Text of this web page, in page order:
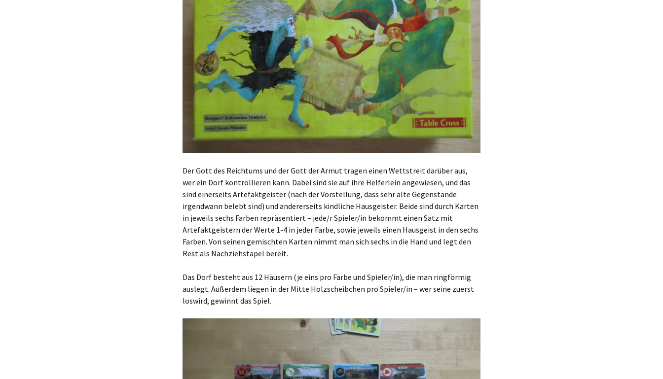
Der Gott des Reichtums und der Gott der Armut tragen einen Wettstreit darüber aus,
wer ein Dorf kontrollieren kann. Dabei sind sie auf ihre Helferlein angewiesen, und das
sind einerseits Artefaktgeister (nach der Vorstellung, dass sehr alte Gegenstände
irgendwann belebt sind) und andererseits kindliche Hausgeister. Beide sind durch Karten
in jeweils sechs Farben repräsentiert – jede/r Spieler/in bekommt einen Satz mit
Artefaktgeistern der Werte 1-4 in jeder Farbe, sowie jeweils einen Hausgeist in den sechs
Farben. Von seinen gemischten Karten nimmt man sich sechs in die Hand und legt den
Rest als Nachziehstapel bereit.
Das Dorf besteht aus 12 Häusern (je eins pro Farbe und Spieler/in), die man ringförmig
auslegt. Außerdem liegen in der Mitte Holzscheibchen pro Spieler/in – wer seine zuerst
loswird, gewinnt das Spiel.